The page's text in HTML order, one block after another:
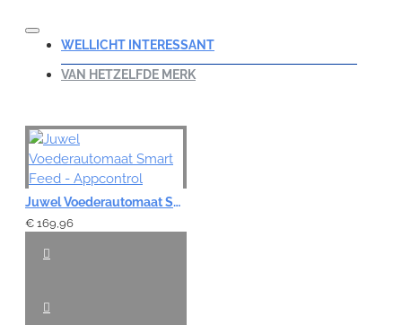
WELLICHT INTERESSANT
VAN HETZELFDE MERK
Juwel Voederautomaat Smart Feed - Appcontrol
€ 169,96